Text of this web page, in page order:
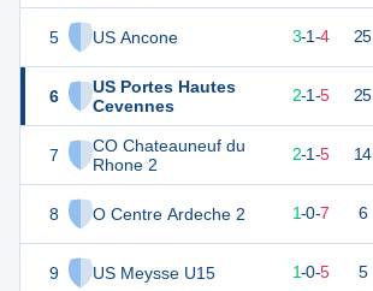
5 US Ancone
6
US Portes Hautes
Cevennes
7
CO Chateauneuf du
Rhone 2
8 O Centre Ardeche 2
9 US Meysse U15
3-1-4 25
7 2-1-5 25
7 2-1-5 14
3 1-0-7 6
1-0-5 5